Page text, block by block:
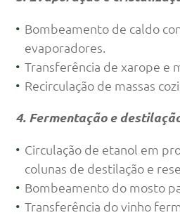
Bombeamento de caldo
evaporadores.
Transferência de xarope e
Recirculação de massas
4. Fermentação e
Circulação de etanol em
colunas de destilação e
Bombeamento do mosto
Transferência do vinho